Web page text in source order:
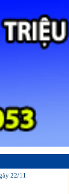
22/11